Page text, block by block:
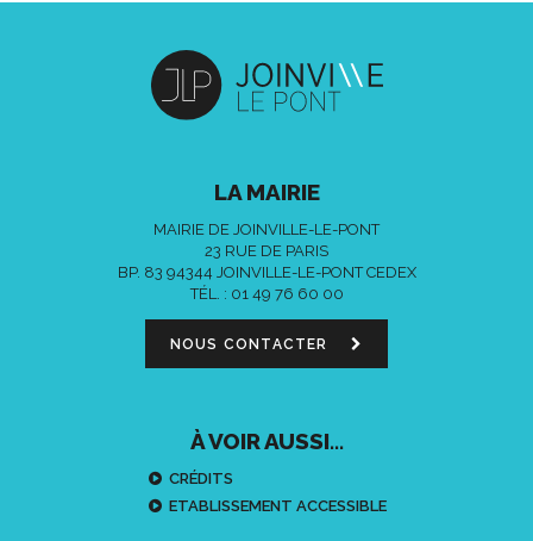
LA MAIRIE
MAIRIE DE JOINVILLE-LE-PONT
23 RUE DE PARIS
BP. 83 94344 JOINVILLE-LE-PONT CEDEX
TÉL. : 01 49 76 60 00
NOUS CONTACTER
À VOIR AUSSI...
CRÉDITS
ETABLISSEMENT ACCESSIBLE